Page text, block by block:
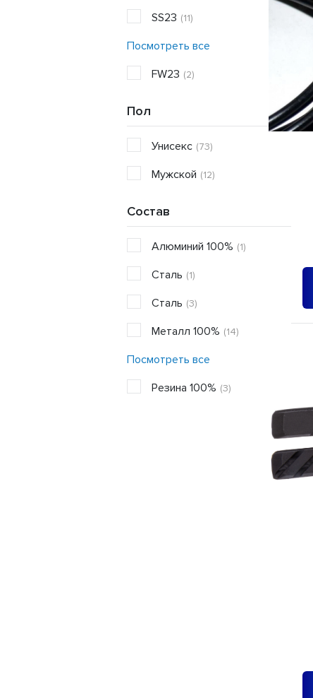
SS23 (11)
Посмотреть все
FW23 (2)
Пол
Унисекс (73)
Мужской (12)
Состав
Алюминий 100% (1)
Cталь (1)
Сталь (3)
Металл 100% (14)
Посмотреть все
Резина 100% (3)